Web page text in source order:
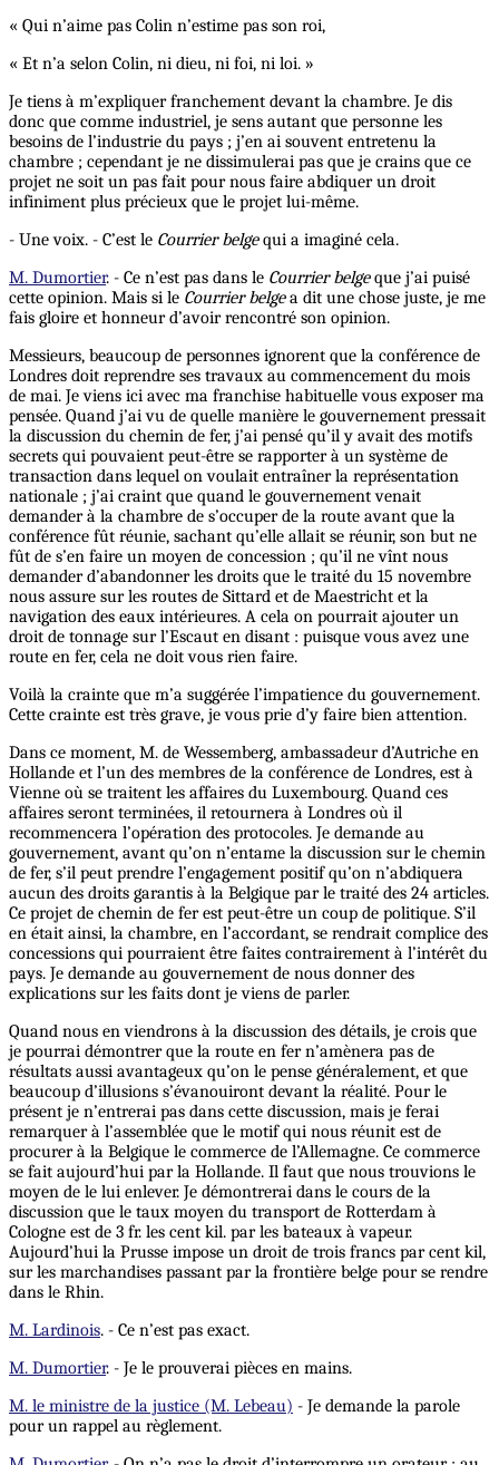
« Qui n’aime pas Colin n’estime pas son roi,
« Et n’a selon Colin, ni dieu, ni foi, ni loi. »
Je tiens à m’expliquer franchement devant la chambre. Je dis
donc que comme industriel, je sens autant que personne les
besoins de l’industrie du pays ; j’en ai souvent entretenu la
chambre ; cependant je ne dissimulerai pas que je crains que ce
projet ne soit un pas fait pour nous faire abdiquer un droit
infiniment plus précieux que le projet lui-même.
- Une voix. - C’est le Courrier belgequi a imaginé cela.
M. Dumortier. - Ce n’est pas dans le Courrier belgeque j’ai puisé
cette opinion. Mais si le Courrier belgea dit une chose juste, je me
fais gloire et honneur d’avoir rencontré son opinion.
Messieurs, beaucoup de personnes ignorent que la conférence de
Londres doit reprendre ses travaux au commencement du mois
de mai. Je viens ici avec ma franchise habituelle vous exposer ma
pensée. Quand j’ai vu de quelle manière le gouvernement pressait
la discussion du chemin de fer, j’ai pensé qu’il y avait des motifs
secrets qui pouvaient peut-être se rapporter à un système de
transaction dans lequel on voulait entraîner la représentation
nationale ; j’ai craint que quand le gouvernement venait
demander à la chambre de s’occuper de la route avant que la
conférence fût réunie, sachant qu’elle allait se réunir, son but ne
fût de s’en faire un moyen de concession ; qu’il ne vînt nous
demander d’abandonner les droits que le traité du 15 novembre
nous assure sur les routes de Sittard et de Maestricht et la
navigation des eaux intérieures. A cela on pourrait ajouter un
droit de tonnage sur l’Escaut en disant : puisque vous avez une
route en fer, cela ne doit vous rien faire.
Voilà la crainte que m’a suggérée l’impatience du gouvernement.
Cette crainte est très grave, je vous prie d’y faire bien attention.
Dans ce moment, M. de Wessemberg, ambassadeur d’Autriche en
Hollande et l’un des membres de la conférence de Londres, est à
Vienne où se traitent les affaires du Luxembourg. Quand ces
affaires seront terminées, il retournera à Londres où il
recommencera l’opération des protocoles. Je demande au
gouvernement, avant qu’on n’entame la discussion sur le chemin
de fer, s’il peut prendre l’engagement positif qu’on n’abdiquera
aucun des droits garantis à la Belgique par le traité des 24 articles.
Ce projet de chemin de fer est peut-être un coup de politique. S’il
en était ainsi, la chambre, en l’accordant, se rendrait complice des
concessions qui pourraient être faites contrairement à l’intérêt du
pays. Je demande au gouvernement de nous donner des
explications sur les faits dont je viens de parler.
Quand nous en viendrons à la discussion des détails, je crois que
je pourrai démontrer que la route en fer n’amènera pas de
résultats aussi avantageux qu’on le pense généralement, et que
beaucoup d’illusions s’évanouiront devant la réalité. Pour le
présent je n’entrerai pas dans cette discussion, mais je ferai
remarquer à l’assemblée que le motif qui nous réunit est de
procurer à la Belgique le commerce de l’Allemagne. Ce commerce
se fait aujourd’hui par la Hollande. Il faut que nous trouvions le
moyen de le lui enlever. Je démontrerai dans le cours de la
discussion que le taux moyen du transport de Rotterdam à
Cologne est de 3 fr. les cent kil. par les bateaux à vapeur.
Aujourd’hui la Prusse impose un droit de trois francs par cent kil,
sur les marchandises passant par la frontière belge pour se rendre
dans le Rhin.
M. Lardinois. - Ce n’est pas exact.
M. Dumortier. - Je le prouverai pièces en mains.
M. le ministre de la justice (M. Lebeau) - Je demande la parole
pour un rappel au règlement.